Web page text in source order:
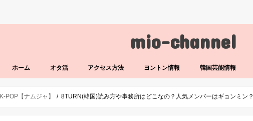
mio-channel
ホーム オタ活 アクセス方法 ヨントン情報 韓国芸能情報
K-POP【ナムジャ】 8TURN(韓国)読み方や事務所はどこなの？人気メンバーはギョンミン？